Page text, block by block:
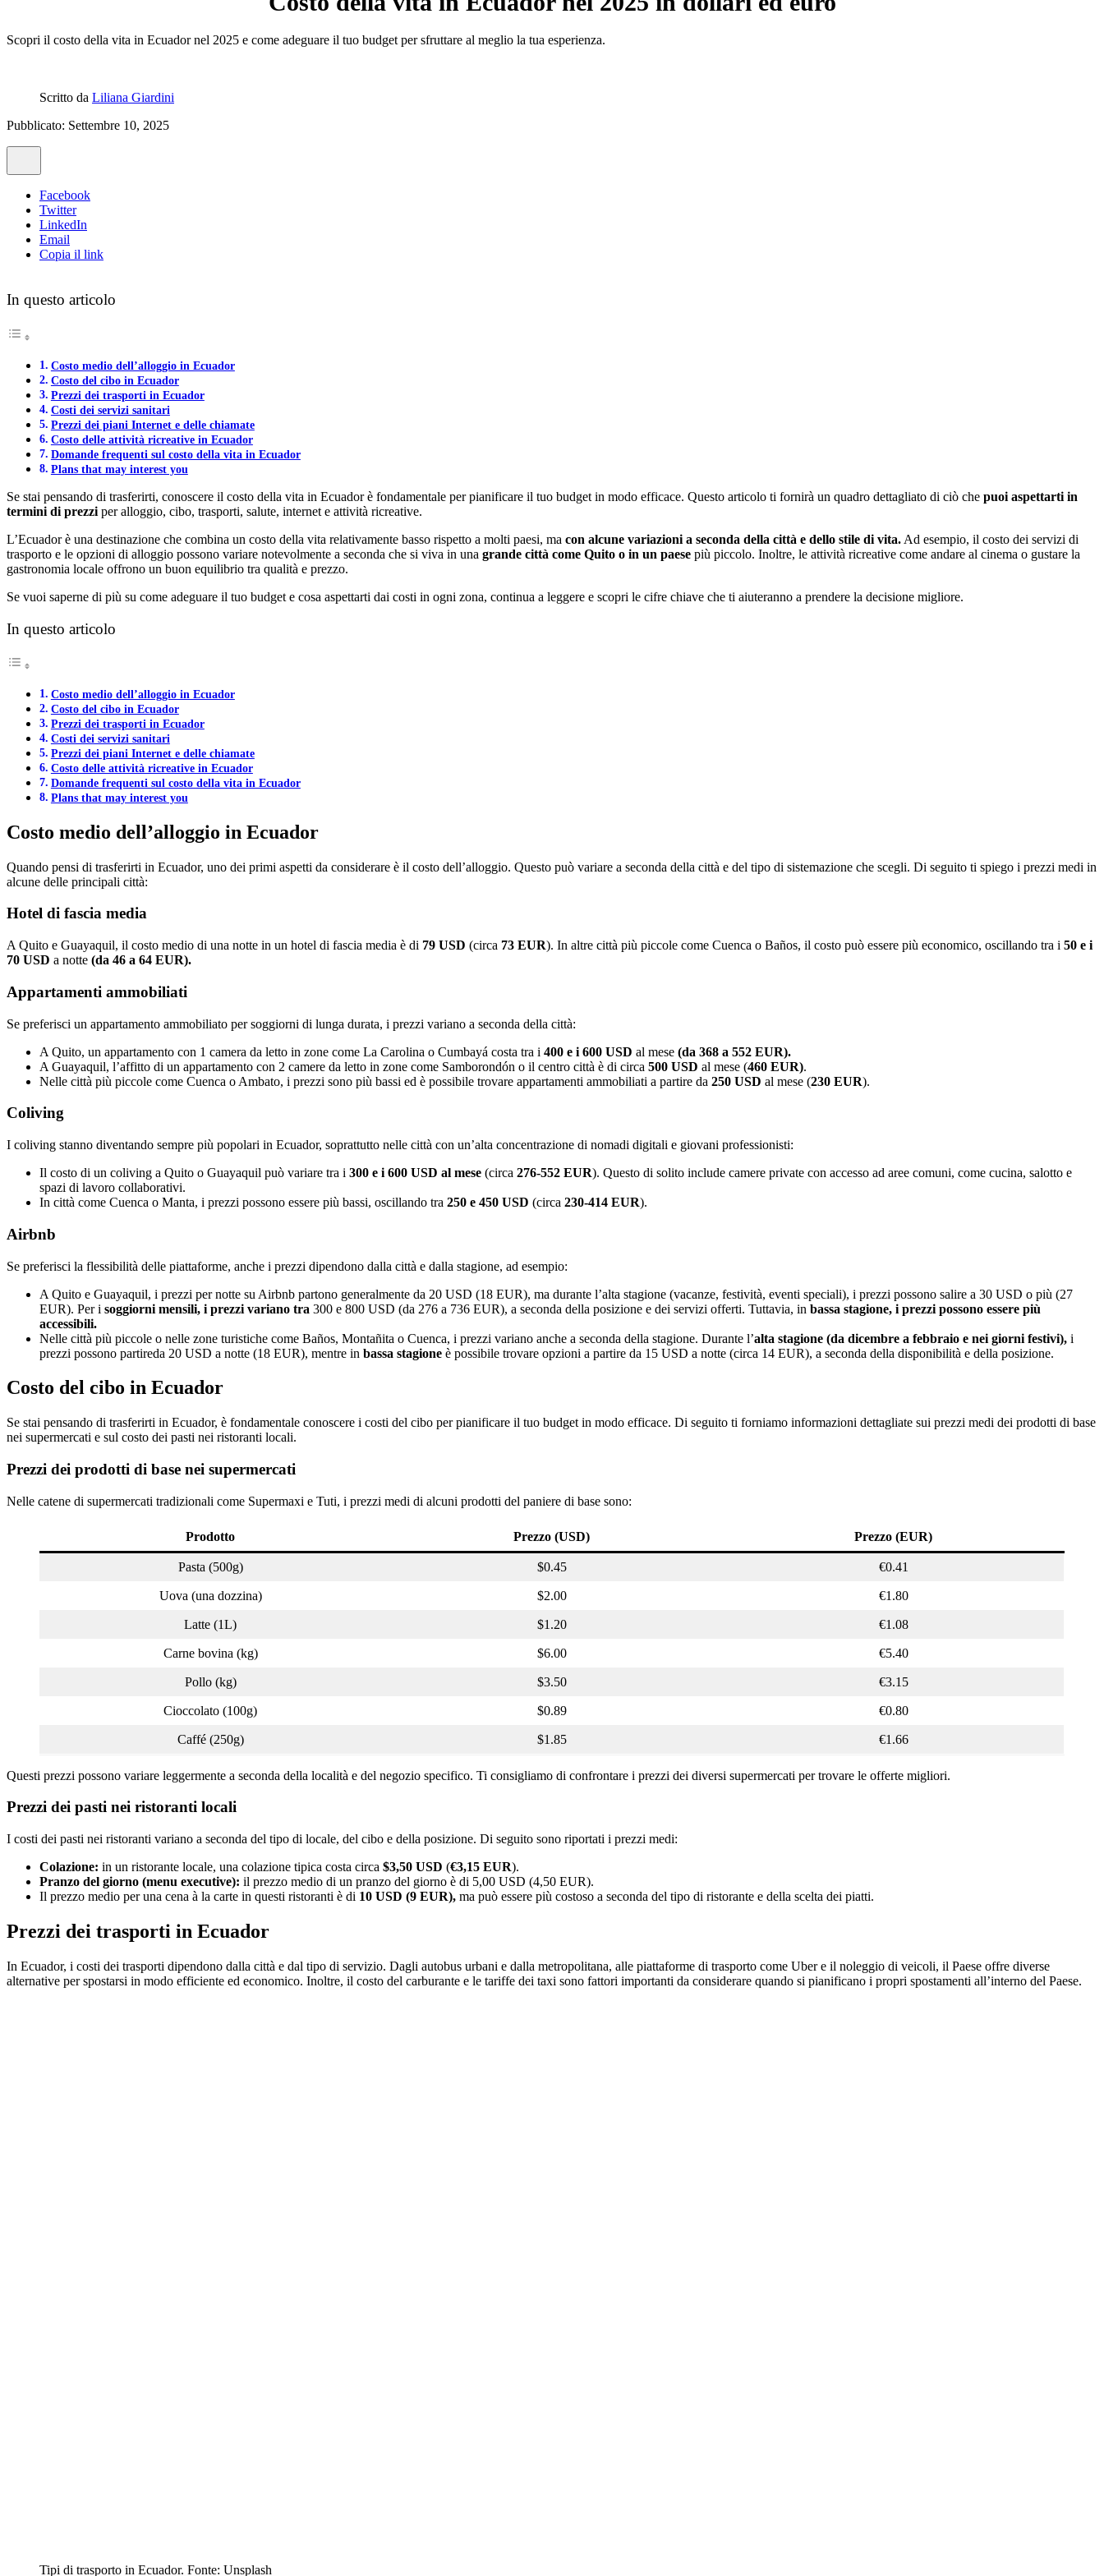
Scopri il costo della vita in Ecuador nel 2025 e come adeguare il tuo budget per sfruttare al meglio la tua esperienza.
Scritto da Liliana Giardini
Pubblicato: Settembre 10, 2025
Facebook
Twitter
LinkedIn
Email
Copia il link
In questo articolo
Costo medio dell’alloggio in Ecuador
Costo del cibo in Ecuador
Prezzi dei trasporti in Ecuador
Costi dei servizi sanitari
Prezzi dei piani Internet e delle chiamate
Costo delle attività ricreative in Ecuador
Domande frequenti sul costo della vita in Ecuador
Plans that may interest you
Se stai pensando di trasferirti, conoscere il costo della vita in Ecuador è fondamentale per pianificare il tuo budget in modo efficace. Questo articolo ti fornirà un quadro dettagliato di ciò che puoi aspettarti in
termini di prezzi per alloggio, cibo, trasporti, salute, internet e attività ricreative.
L’Ecuador è una destinazione che combina un costo della vita relativamente basso rispetto a molti paesi, ma con alcune variazioni a seconda della città e dello stile di vita. Ad esempio, il costo dei servizi di
trasporto e le opzioni di alloggio possono variare notevolmente a seconda che si viva in una grande città come Quito o in un paese più piccolo. Inoltre, le attività ricreative come andare al cinema o gustare la
gastronomia locale offrono un buon equilibrio tra qualità e prezzo.
Se vuoi saperne di più su come adeguare il tuo budget e cosa aspettarti dai costi in ogni zona, continua a leggere e scopri le cifre chiave che ti aiuteranno a prendere la decisione migliore.
In questo articolo
Costo medio dell’alloggio in Ecuador
Costo del cibo in Ecuador
Prezzi dei trasporti in Ecuador
Costi dei servizi sanitari
Prezzi dei piani Internet e delle chiamate
Costo delle attività ricreative in Ecuador
Domande frequenti sul costo della vita in Ecuador
Plans that may interest you
Costo medio dell’alloggio in Ecuador
Quando pensi di trasferirti in Ecuador, uno dei primi aspetti da considerare è il costo dell’alloggio. Questo può variare a seconda della città e del tipo di sistemazione che scegli. Di seguito ti spiego i prezzi medi in
alcune delle principali città:
Hotel di fascia media
A Quito e Guayaquil, il costo medio di una notte in un hotel di fascia media è di 79 USD (circa 73 EUR). In altre città più piccole come Cuenca o Baños, il costo può essere più economico, oscillando tra i 50 e i
70 USD a notte (da 46 a 64 EUR).
Appartamenti ammobiliati
Se preferisci un appartamento ammobiliato per soggiorni di lunga durata, i prezzi variano a seconda della città:
A Quito, un appartamento con 1 camera da letto in zone come La Carolina o Cumbayá costa tra i 400 e i 600 USD al mese (da 368 a 552 EUR).
A Guayaquil, l’affitto di un appartamento con 2 camere da letto in zone come Samborondón o il centro città è di circa 500 USD al mese (460 EUR).
Nelle città più piccole come Cuenca o Ambato, i prezzi sono più bassi ed è possibile trovare appartamenti ammobiliati a partire da 250 USD al mese (230 EUR).
Coliving
I coliving stanno diventando sempre più popolari in Ecuador, soprattutto nelle città con un’alta concentrazione di nomadi digitali e giovani professionisti:
Il costo di un coliving a Quito o Guayaquil può variare tra i 300 e i 600 USD al mese (circa 276-552 EUR). Questo di solito include camere private con accesso ad aree comuni, come cucina, salotto e
spazi di lavoro collaborativi.
In città come Cuenca o Manta, i prezzi possono essere più bassi, oscillando tra 250 e 450 USD (circa 230-414 EUR).
Airbnb
Se preferisci la flessibilità delle piattaforme, anche i prezzi dipendono dalla città e dalla stagione, ad esempio:
A Quito e Guayaquil, i prezzi per notte su Airbnb partono generalmente da 20 USD (18 EUR), ma durante l’alta stagione (vacanze, festività, eventi speciali), i prezzi possono salire a 30 USD o più (27
EUR). Per i soggiorni mensili, i prezzi variano tra 300 e 800 USD (da 276 a 736 EUR), a seconda della posizione e dei servizi offerti. Tuttavia, in bassa stagione, i prezzi possono essere più
accessibili.
Nelle città più piccole o nelle zone turistiche come Baños, Montañita o Cuenca, i prezzi variano anche a seconda della stagione. Durante l’alta stagione (da dicembre a febbraio e nei giorni festivi), i
prezzi possono partireda 20 USD a notte (18 EUR), mentre in bassa stagione è possibile trovare opzioni a partire da 15 USD a notte (circa 14 EUR), a seconda della disponibilità e della posizione.
Costo del cibo in Ecuador
Se stai pensando di trasferirti in Ecuador, è fondamentale conoscere i costi del cibo per pianificare il tuo budget in modo efficace. Di seguito ti forniamo informazioni dettagliate sui prezzi medi dei prodotti di base
nei supermercati e sul costo dei pasti nei ristoranti locali.
Prezzi dei prodotti di base nei supermercati
Nelle catene di supermercati tradizionali come Supermaxi e Tuti, i prezzi medi di alcuni prodotti del paniere di base sono:
Prodotto Prezzo (USD) Prezzo (EUR)
Pasta (500g) $0.45 €0.41
Uova (una dozzina) $2.00 €1.80
Latte (1L) $1.20 €1.08
Carne bovina (kg) $6.00 €5.40
Pollo (kg) $3.50 €3.15
Cioccolato (100g) $0.89 €0.80
Caffé (250g) $1.85 €1.66
Questi prezzi possono variare leggermente a seconda della località e del negozio specifico. Ti consigliamo di confrontare i prezzi dei diversi supermercati per trovare le offerte migliori.
Prezzi dei pasti nei ristoranti locali
I costi dei pasti nei ristoranti variano a seconda del tipo di locale, del cibo e della posizione. Di seguito sono riportati i prezzi medi:
Colazione: in un ristorante locale, una colazione tipica costa circa $3,50 USD (€3,15 EUR).
Pranzo del giorno (menu executive): il prezzo medio di un pranzo del giorno è di 5,00 USD (4,50 EUR).
Il prezzo medio per una cena à la carte in questi ristoranti è di 10 USD (9 EUR), ma può essere più costoso a seconda del tipo di ristorante e della scelta dei piatti.
Prezzi dei trasporti in Ecuador
In Ecuador, i costi dei trasporti dipendono dalla città e dal tipo di servizio. Dagli autobus urbani e dalla metropolitana, alle piattaforme di trasporto come Uber e il noleggio di veicoli, il Paese offre diverse
alternative per spostarsi in modo efficiente ed economico. Inoltre, il costo del carburante e le tariffe dei taxi sono fattori importanti da considerare quando si pianificano i propri spostamenti all’interno del Paese.
Tipi di trasporto in Ecuador. Fonte: Unsplash